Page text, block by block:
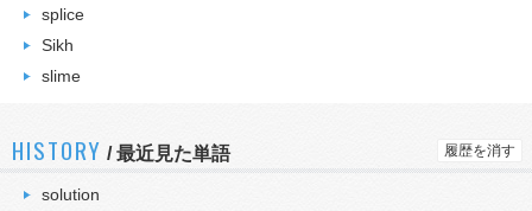
splice
Sikh
slime
HISTORY /最近見た単語 履歴を消す
solution